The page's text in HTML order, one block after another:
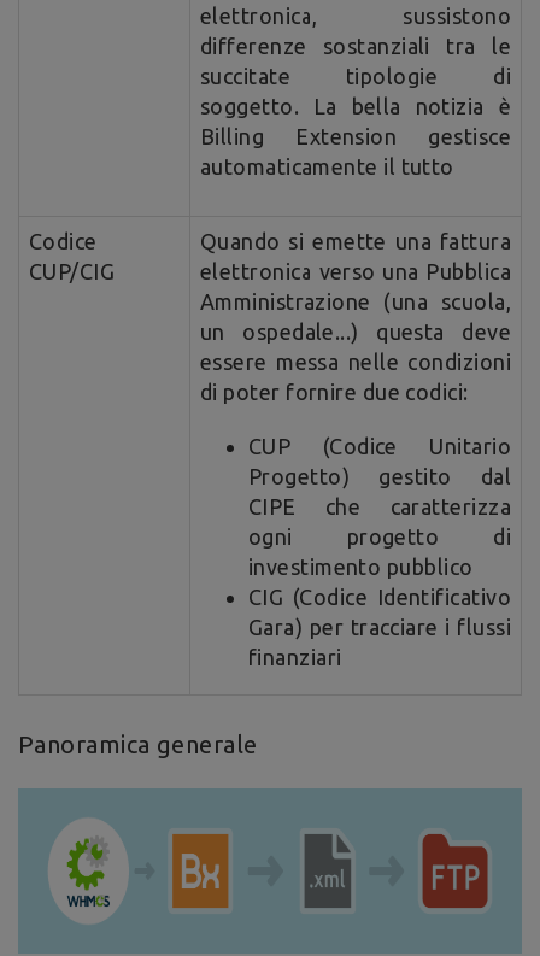
elettronica, sussistono
differenze sostanziali tra le
succitate tipologie di
soggetto. La bella notizia è
Billing Extension gestisce
automaticamente il tutto
Codice
CUP/CIG
Quando si emette una fattura
elettronica verso una Pubblica
Amministrazione (una scuola,
un ospedale...) questa deve
essere messa nelle condizioni
di poter fornire due codici:
CUP (Codice Unitario
Progetto) gestito dal
CIPE che caratterizza
ogni progetto di
investimento pubblico
CIG (Codice Identificativo
Gara) per tracciare i flussi
finanziari
Panoramica generale